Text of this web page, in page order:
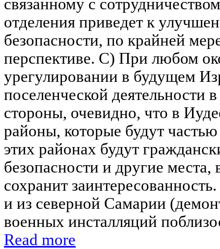
связанному с
отделения приведет к
безопасности, по крайней
перспективе. C) При любом
урегулировании в будущем
поселенческой деятельности
стороны, очевидно, что в
районы, которые будут
этих районах будут
безопасности и другие
сохранит
и из северной Самарии
военных инсталляций
Read more